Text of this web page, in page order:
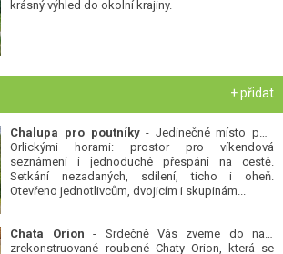
krásný výhled do okolní krajiny.
+ přidat
Chalupa pro poutníky- Jedinečné místo pod
Orlickými horami: prostor pro víkendová
seznámení i jednoduché přespání na cestě.
Setkání nezadaných, sdílení, ticho i oheň.
Otevřeno jednotlivcům, dvojicím i skupinám...
Chata Orion - Srdečně Vás zveme do naší
zrekonstruované roubené Chaty Orion, která se